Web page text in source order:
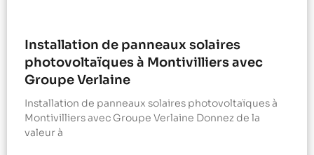
Installation de panneaux solaires
photovoltaïques à Montivilliers avec
Groupe Verlaine
Installation de panneaux solaires photovoltaïques à
Montivilliers avec Groupe Verlaine Donnez de la
valeur à